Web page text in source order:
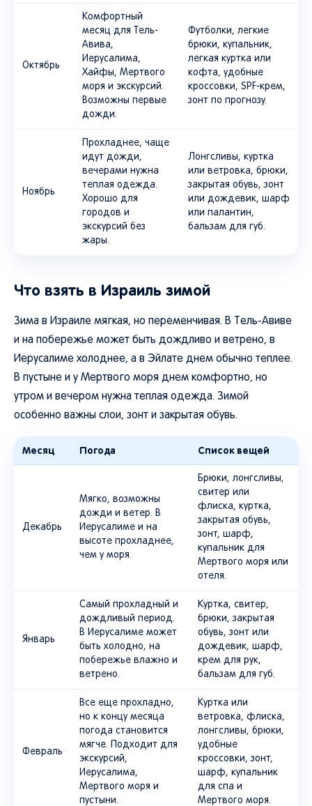
Октябрь
Комфортный
месяц для Тель-
Авива,
Иерусалима,
Хайфы, Мертвого
моря и экскурсий.
Возможны первые
дожди.
Футболки, легкие
брюки, купальник,
легкая куртка или
кофта, удобные
кроссовки, SPF-крем,
зонт по прогнозу.
Ноябрь
Прохладнее, чаще
идут дожди,
вечерами нужна
теплая одежда.
Хорошо для
городов и
экскурсий без
жары.
Лонгсливы, куртка
или ветровка, брюки,
закрытая обувь, зонт
или дождевик, шарф
или палантин,
бальзам для губ.
Что взять в Израиль зимой
Зима в Израиле мягкая, но переменчивая. В Тель-Авиве
и на побережье может быть дождливо и ветрено, в
Иерусалиме холоднее, а в Эйлате днем обычно теплее.
В пустыне и у Мертвого моря днем комфортно, но
утром и вечером нужна теплая одежда. Зимой
особенно важны слои, зонт и закрытая обувь.
Месяц Погода Список вещей
Декабрь
Мягко, возможны
дожди и ветер. В
Иерусалиме и на
высоте прохладнее,
чем у моря.
Брюки, лонгсливы,
свитер или
флиска, куртка,
закрытая обувь,
зонт, шарф,
купальник для
Мертвого моря или
отеля.
Январь
Самый прохладный и
дождливый период.
В Иерусалиме может
быть холодно, на
побережье влажно и
ветрено.
Куртка, свитер,
брюки, закрытая
обувь, зонт или
дождевик, шарф,
крем для рук,
бальзам для губ.
Февраль
Все еще прохладно,
но к концу месяца
погода становится
мягче. Подходит для
экскурсий,
Иерусалима,
Мертвого моря и
пустыни.
Куртка или
ветровка, флиска,
лонгсливы, брюки,
удобные
кроссовки, зонт,
шарф, купальник
для спа и
Мертвого моря.